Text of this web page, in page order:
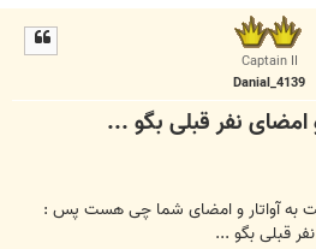
Captain II
Danial_4139
امضای نفر قبلی بگو ...
به آواتار و امضای شما چی هست پس :
قبلی بگو ...